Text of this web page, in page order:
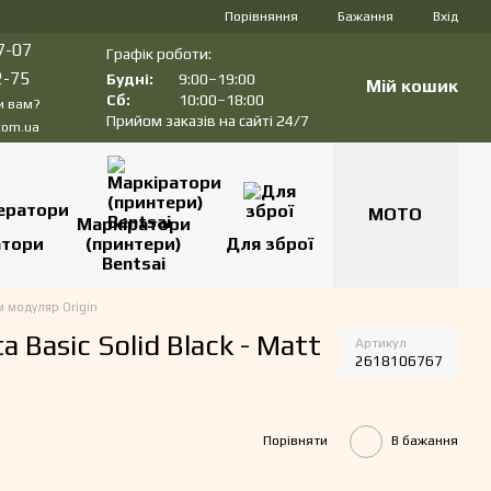
Порівняння Бажання Вхід
07
75
вам?
Графік роботи:
Будні:
9:00–19:00
Сб:
10:00–18:00
Прийом заказів на сайті 24/7
Мій кошик
Маркіратори
(принтери)
Bentsai
Для зброї
МОТО
Origin
Basic Solid Black - Matt Артикул
2618106767
Порівняти В бажання